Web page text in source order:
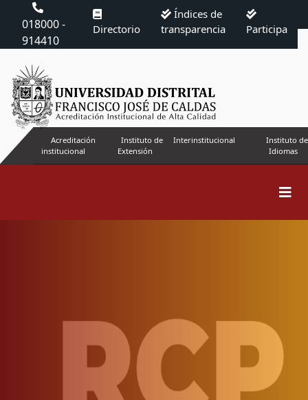
018000 -
914410
Directorio
Índices de
transparencia
Participa
Acreditación
institucional
Instituto de
Extensión
Interinstitucional
Instituto de
Idiomas